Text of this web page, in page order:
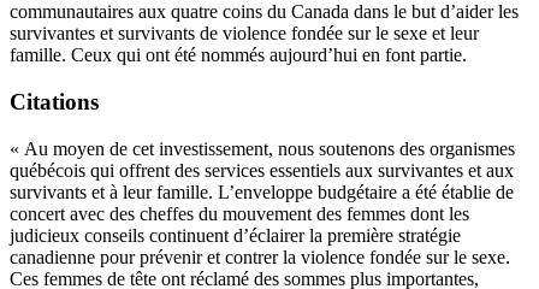
communautaires aux quatre coins du Canada dans le but d’aider les
survivantes et survivants de violence fondée sur le sexe et leur
famille. Ceux qui ont été nommés aujourd’hui en font partie.
Citations
« Au moyen de cet investissement, nous soutenons des organismes
québécois qui offrent des services essentiels aux survivantes et aux
survivants et à leur famille. L’enveloppe budgétaire a été établie de
concert avec des cheffes du mouvement des femmes dont les
judicieux conseils continuent d’éclairer la première stratégie
canadienne pour prévenir et contrer la violence fondée sur le sexe.
Ces femmes de tête ont réclamé des sommes plus importantes,